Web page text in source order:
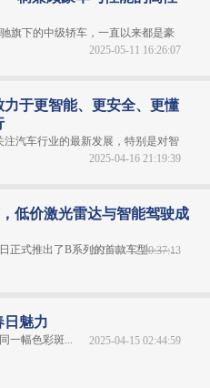
旗下的中级轿车，一直以来都是豪
2025-05-11 16:26:07
力于更智能、更安全、更懂
注汽车行业的最新发展，特别是对智
2025-04-16 21:19:39
低价激光雷达与智能驾驶成
正式推出了B系列的首款车型——...
2025-04-12 00:37:13
日魅力
一幅色彩斑... 2025-04-15 02:44:59